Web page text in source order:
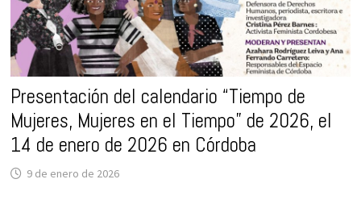
Presentación del calendario “Tiempo de
Mujeres, Mujeres en el Tiempo” de 2026, el
14 de enero de 2026 en Córdoba
9 de enero de 2026